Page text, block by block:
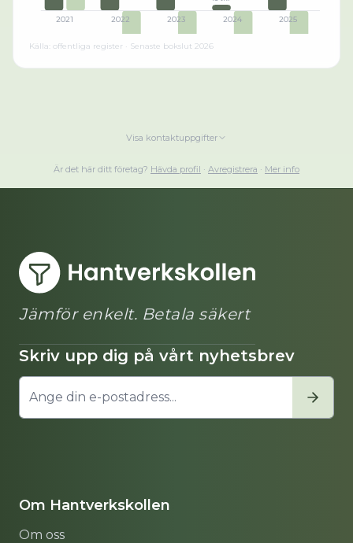
2021 2022 2023 2024 2025
Källa: offentliga register · Senaste bokslut 2026
Visa kontaktuppgifter
Är det här ditt företag? Hävda profil · Avregistrera · Mer info
Jämför enkelt. Betala säkert
Skriv upp dig på vårt nyhetsbrev
Om Hantverkskollen
Om oss